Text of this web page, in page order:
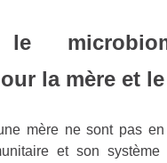
le
la mère et
mère ne sont pas
et son système